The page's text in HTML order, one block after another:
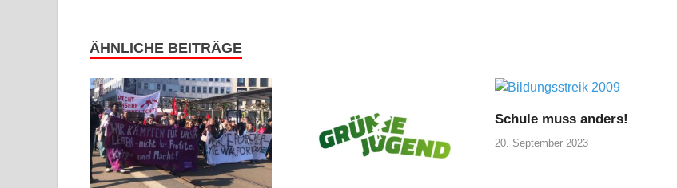
ÄHNLICHE BEITRÄGE
Schule muss anders!
20. September 2023